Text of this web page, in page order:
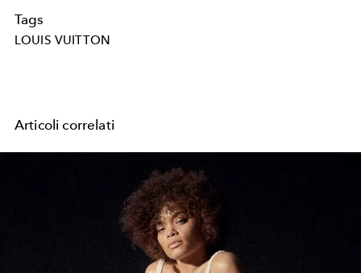
Tags
LOUIS VUITTON
Articoli correlati